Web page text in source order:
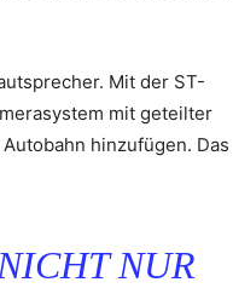
Mit der ST-
mit geteilter
hinzufügen. Das
NUR